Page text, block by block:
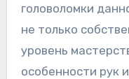
головоломки
не только
уровень
особенности рук